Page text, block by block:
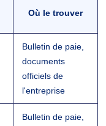
Où le trouver
Bulletin de paie,
documents
officiels de
l'entreprise
Bulletin de paie,